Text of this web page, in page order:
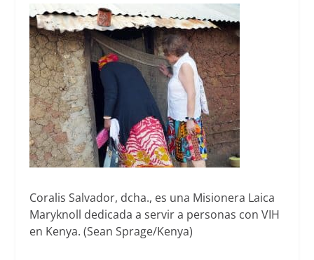
Coralis Salvador, dcha., es una Misionera Laica
Maryknoll dedicada a servir a personas con VIH
en Kenya. (Sean Sprage/Kenya)